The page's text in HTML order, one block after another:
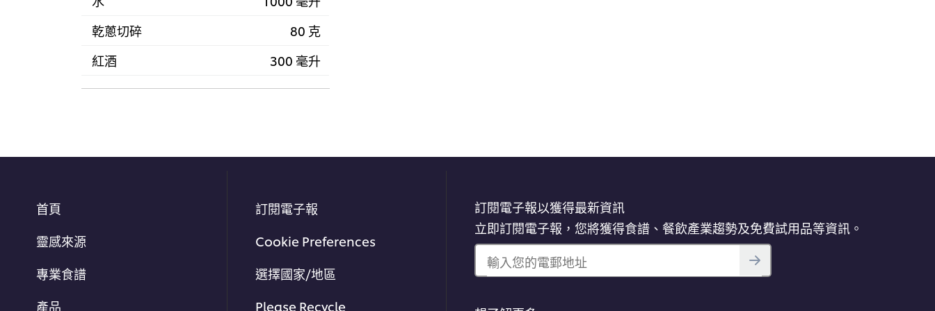
乾蔥切碎
80 克
紅酒
300 毫升
首頁
靈感來源
專業食譜
產品
訂閱電子報
Cookie Preferences
選擇國家/地區
Please Recycle
訂閱電子報以獲得最新資訊
立即訂閱電子報，您將獲得食譜、餐飲產業趨勢及免費試用品等資訊。
輸入您的電郵地址